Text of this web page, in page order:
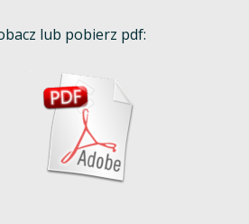
lub pobierz pdf: